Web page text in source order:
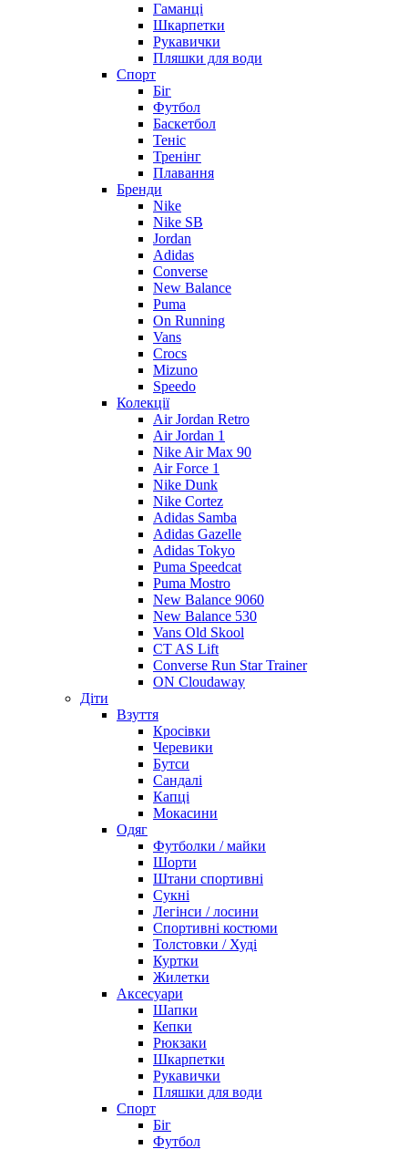
Гаманці
Шкарпетки
Рукавички
Пляшки для води
Спорт
Біг
Футбол
Баскетбол
Теніс
Тренінг
Плавання
Бренди
Nike
Nike SB
Jordan
Adidas
Converse
New Balance
Puma
On Running
Vans
Crocs
Mizuno
Speedo
Колекції
Air Jordan Retro
Air Jordan 1
Nike Air Max 90
Air Force 1
Nike Dunk
Nike Cortez
Adidas Samba
Adidas Gazelle
Adidas Tokyo
Puma Speedcat
Puma Mostro
New Balance 9060
New Balance 530
Vans Old Skool
CT AS Lift
Converse Run Star Trainer
ON Cloudaway
Діти
Взуття
Кросівки
Черевики
Бутси
Сандалі
Капці
Мокасини
Одяг
Футболки / майки
Шорти
Штани спортивні
Сукні
Легінси / лосини
Спортивні костюми
Толстовки / Худі
Куртки
Жилетки
Аксесуари
Шапки
Кепки
Рюкзаки
Шкарпетки
Рукавички
Пляшки для води
Спорт
Біг
Футбол